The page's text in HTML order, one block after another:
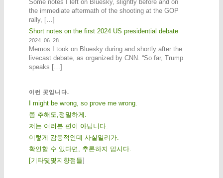
Some notes I left on Bluesky, slightly before and on
the immediate aftermath of the shooting at the GOP
rally, […]
Short notes on the first 2024 US presidential debate
2024. 06. 28.
Memos I took on Bluesky during and shortly after the
livecast debate, as organized by CNN. “So far, Trump
speaks […]
이런 곳입니다.
I might be wrong, so prove me wrong.
쫌 추해도,정밀하게.
저는 여러분 편이 아닙니다.
이렇게 감동적인데 사실일리가.
확인할 수 있다면, 추론하지 맙시다.
[기 타몇 몇 지 향점 들]